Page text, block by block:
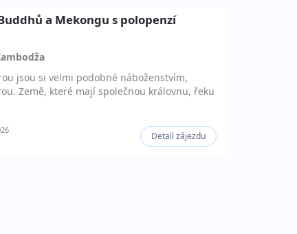
a Mekongu s polopenzí
jsou si velmi podobné náboženstvím,
Země, které mají společnou královnu, řeku
Detail zájezdu